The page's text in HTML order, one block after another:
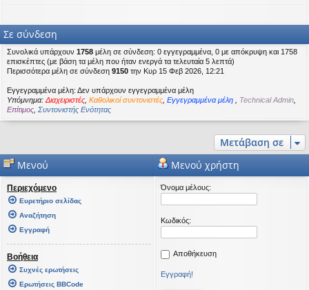
Σε σύνδεση
Συνολικά υπάρχουν 1758 μέλη σε σύνδεση: 0 εγγεγραμμένα, 0 με απόκρυψη και 1758
επισκέπτες (με βάση τα μέλη που ήταν ενεργά τα τελευταία 5 λεπτά)
Περισσότερα μέλη σε σύνδεση 9150 την Κυρ 15 Φεβ 2026, 12:21
Εγγεγραμμένα μέλη: Δεν υπάρχουν εγγεγραμμένα μέλη
Υπόμνημα: Διαχειριστές Καθολικοί συντονιστές Εγγεγραμμένα μέλη Technical Admin
Επίτιμος Συντονιστής Ενότητας
Μετάβαση σε
Μενού
Περιεχόμενο
Ευρετήριο σελίδας
Αναζήτηση
Εγγραφή
Βοήθεια
Συχνές ερωτήσεις
Ερωτήσεις BBCode
Μενού χρήστη
Όνομα μέλους:
Κωδικός:
Αποθήκευση
Εγγραφή!